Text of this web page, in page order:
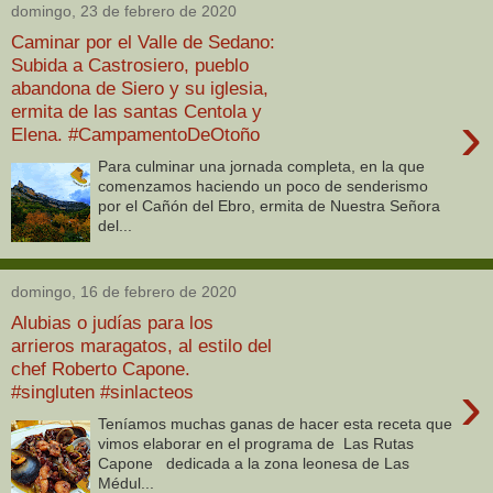
domingo, 23 de febrero de 2020
Caminar por el Valle de Sedano:
Subida a Castrosiero, pueblo
abandona de Siero y su iglesia,
ermita de las santas Centola y
Elena. #CampamentoDeOtoño
›
Para culminar una jornada completa, en la que
comenzamos haciendo un poco de senderismo
por el Cañón del Ebro, ermita de Nuestra Señora
del...
domingo, 16 de febrero de 2020
Alubias o judías para los
arrieros maragatos, al estilo del
chef Roberto Capone.
#singluten #sinlacteos
›
Teníamos muchas ganas de hacer esta receta que
vimos elaborar en el programa de Las Rutas
Capone dedicada a la zona leonesa de Las
Médul...